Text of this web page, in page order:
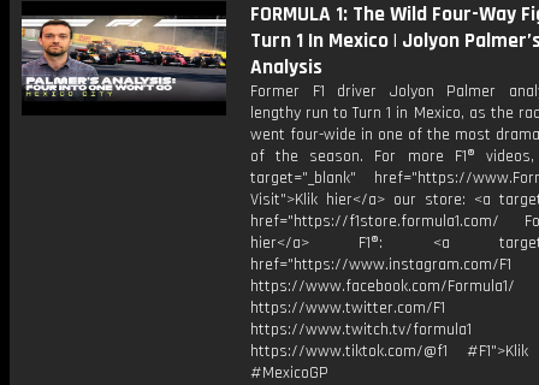
FORMULA 1: The Wild Four-Way
Turn 1 In Mexico | Jolyon
Analysis
Former F1 driver Jolyon Palmer
lengthy run to Turn 1 in Mexico, as the
went four-wide in one of the most
of the season. For more F1®
target="_blank" href="https://
Visit">Klik hier</a> our store: <a
href="https://f1store.formula1.com/
hier</a> F1®: <a
href="https://www.instagram.com/F1
https://www.facebook.com/Formula1/
https://www.twitter.com/F1
https://www.twitch.tv/formula1
https://www.tiktok.com/@f1
#MexicoGP